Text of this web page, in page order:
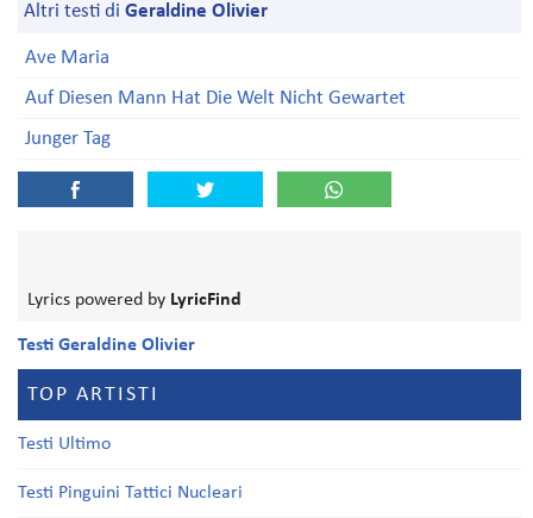
Altri testi di Geraldine Olivier
Ave Maria
Auf Diesen Mann Hat Die Welt Nicht Gewartet
Junger Tag
Lyrics powered by LyricFind
Testi Geraldine Olivier
TOP ARTISTI
Testi Ultimo
Testi Pinguini Tattici Nucleari